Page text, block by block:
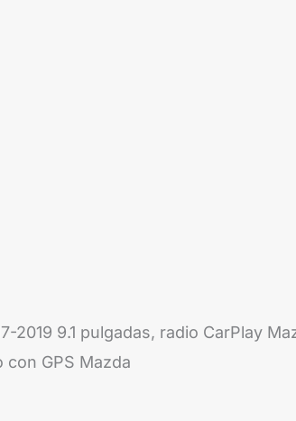
2019 9.1 pulgadas, radio CarPlay
con GPS Mazda